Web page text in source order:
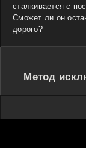
сталкивается с
Сможет ли он
дорого?
Метод